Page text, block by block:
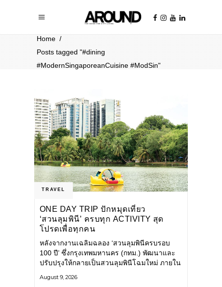
Home /
Posts tagged "#dining
#ModernSingaporeanCuisine #ModSin"
TRAVEL
ONE DAY TRIP ปักหมุดเที่ยว
‘สวนลุมพินี’ ครบทุก ACTIVITY สุด
โปรดเพื่อทุกคน
หลังจากงานเฉลิมฉลอง ‘สวนลุมพินีครบรอบ
100 ปี’ ซึ่งกรุงเทพมหานคร (กทม.) พัฒนาและ
ปรับปรุงให้กลายเป็นสวนลุมพินีโฉมใหม่ ภายใน
การให้บริการ รวมถึงกิจกรรมต่าง ๆ
August 9, 2026